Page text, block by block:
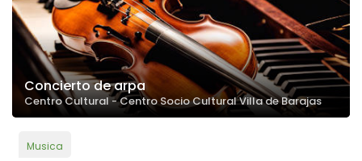
Concierto de arpa
Centro Cultural - Centro Socio Cultural Villa de Barajas
Musica